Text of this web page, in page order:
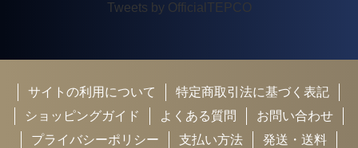
Tweets by OfficialTEPCO
サイトの利用について
特定商取引法に基づく表記
ショッピングガイド
よくある質問
お問い合わせ
プライバシーポリシー
支払い方法
発送・送料